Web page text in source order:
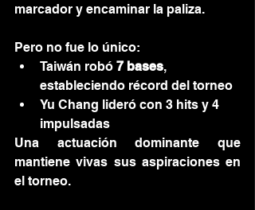
marcador y encaminar la paliza.
Pero no fue lo único:
Taiwán robó 7 bases,
estableciendo récord del torneo
Yu Chang lideró con 3 hits y 4
impulsadas
Una actuación dominante que
mantiene vivas sus aspiraciones en
el torneo.